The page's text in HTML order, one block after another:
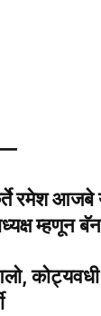
रमेश आजबे
म्हणून